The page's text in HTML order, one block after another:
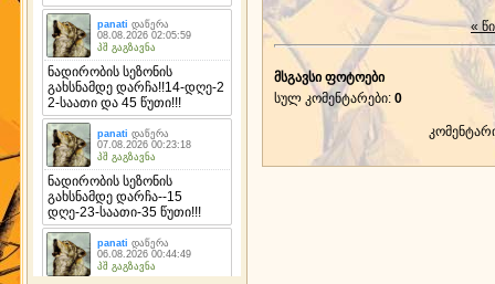
«
მსგავსი ფოტოები
სულ კომენტარები: 0